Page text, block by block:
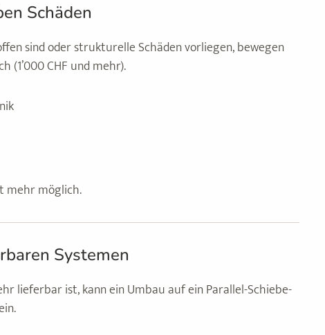
Schäden
sind oder strukturelle Schäden vorliegen, bewegen
(1’000 CHF und mehr).
mehr möglich.
Systemen
lieferbar ist, kann ein Umbau auf ein Parallel-Schiebe-